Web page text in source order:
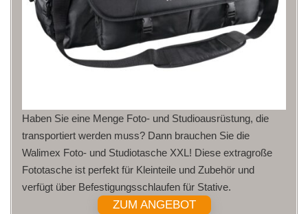
Haben Sie eine Menge Foto- und Studioausrüstung, die
transportiert werden muss? Dann brauchen Sie die
Walimex Foto- und Studiotasche XXL! Diese extragroße
Fototasche ist perfekt für Kleinteile und Zubehör und
verfügt über Befestigungsschlaufen für Stative.
ZUM ANGEBOT